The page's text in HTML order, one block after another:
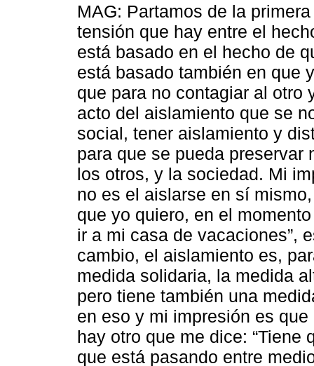
MAG: Partamos de la
tensión que hay entre el
está basado en el hecho de
está basado también en que
que para no contagiar al otro
acto del aislamiento que se
social, tener aislamiento y
para que se pueda
los otros, y la sociedad. Mi
no es el aislarse en sí
que yo quiero, en el
ir a mi casa de vacaciones”,
cambio, el aislamiento es,
medida solidaria, la medida
pero tiene también una
en eso y mi impresión es
hay otro que me dice: “Tiene
que está pasando entre